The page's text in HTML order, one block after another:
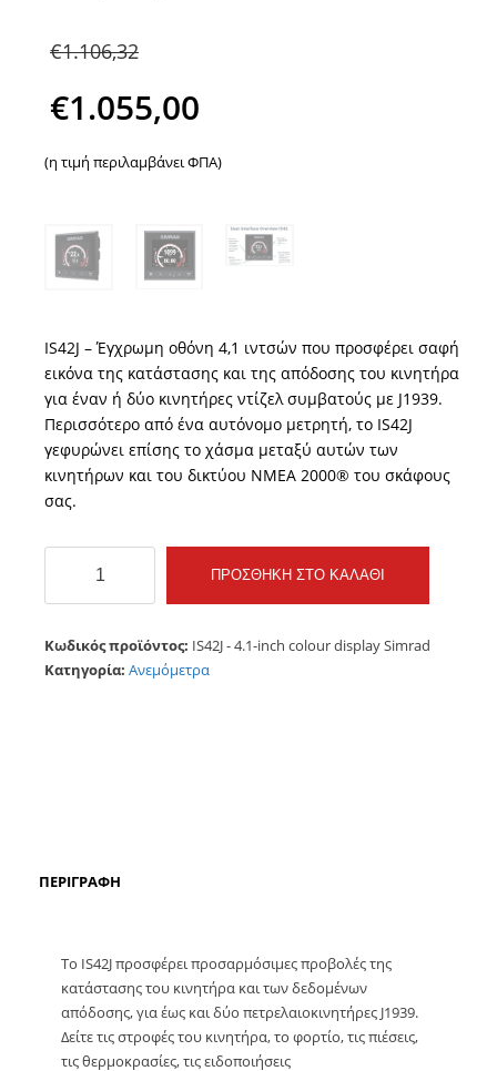
€1.106,32
price
was:
€1.106,32.
€1.055,00
Η
τιμή
είναι:
€1.055,00.
(η τιμή περιλαμβάνει ΦΠΑ)
IS42J – Έγχρωμη οθόνη 4,1 ιντσών που προσφέρει σαφή
εικόνα της κατάστασης και της απόδοσης του κινητήρα
για έναν ή δύο κινητήρες ντίζελ συμβατούς με J1939.
Περισσότερο από ένα αυτόνομο μετρητή, το IS42J
γεφυρώνει επίσης το χάσμα μεταξύ αυτών των
κινητήρων και του δικτύου NMEA 2000® του σκάφους
σας.
4.1-
colour
display
ΠΡΟΣΘΉΚΗ ΣΤΟ ΚΑΛΆΘΙ
Κωδικός προϊόντος: IS42J - 4.1-inch colour display Simrad
Κατηγορία: Ανεμόμετρα
ΠΕΡΙΓΡΑΦΉ
Το IS42J προσφέρει προσαρμόσιμες προβολές της
κατάστασης του κινητήρα και των δεδομένων
απόδοσης, για έως και δύο πετρελαιοκινητήρες J1939.
Δείτε τις στροφές του κινητήρα, το φορτίο, τις πιέσεις,
τις θερμοκρασίες, τις ειδοποιήσεις